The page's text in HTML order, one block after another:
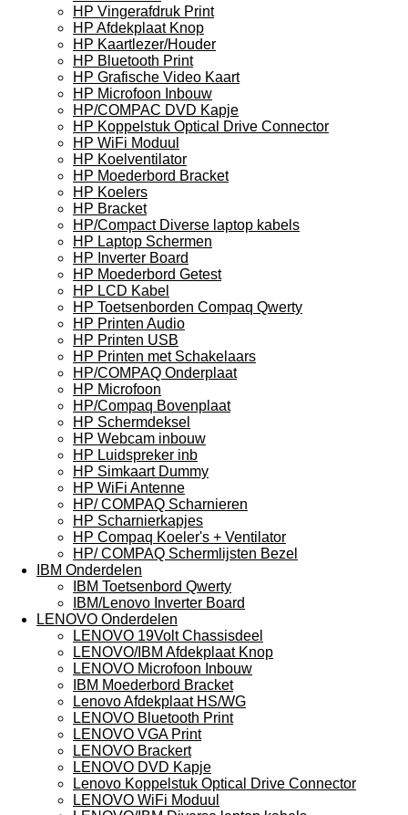
HP Vingerafdruk Print
HP Afdekplaat Knop
HP Kaartlezer/Houder
HP Bluetooth Print
HP Grafische Video Kaart
HP Microfoon Inbouw
HP/COMPAC DVD Kapje
HP Koppelstuk Optical Drive Connector
HP WiFi Moduul
HP Koelventilator
HP Moederbord Bracket
HP Koelers
HP Bracket
HP/Compact Diverse laptop kabels
HP Laptop Schermen
HP Inverter Board
HP Moederbord Getest
HP LCD Kabel
HP Toetsenborden Compaq Qwerty
HP Printen Audio
HP Printen USB
HP Printen met Schakelaars
HP/COMPAQ Onderplaat
HP Microfoon
HP/Compaq Bovenplaat
HP Schermdeksel
HP Webcam inbouw
HP Luidspreker inb
HP Simkaart Dummy
HP WiFi Antenne
HP/ COMPAQ Scharnieren
HP Scharnierkapjes
HP Compaq Koeler's + Ventilator
HP/ COMPAQ Schermlijsten Bezel
IBM Onderdelen
IBM Toetsenbord Qwerty
IBM/Lenovo Inverter Board
LENOVO Onderdelen
LENOVO 19Volt Chassisdeel
LENOVO/IBM Afdekplaat Knop
LENOVO Microfoon Inbouw
IBM Moederbord Bracket
Lenovo Afdekplaat HS/WG
LENOVO Bluetooth Print
LENOVO VGA Print
LENOVO Brackert
LENOVO DVD Kapje
Lenovo Koppelstuk Optical Drive Connector
LENOVO WiFi Moduul